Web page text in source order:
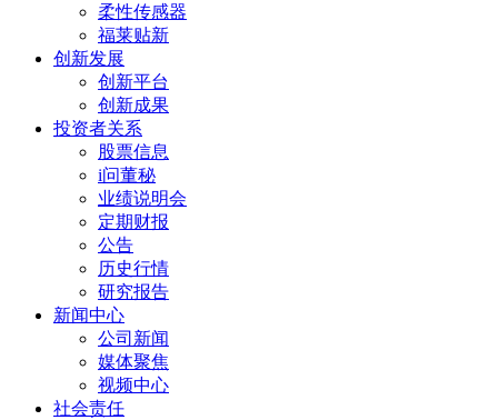
柔性传感器
福莱贴新
创新发展
创新平台
创新成果
投资者关系
股票信息
i问董秘
业绩说明会
定期财报
公告
历史行情
研究报告
新闻中心
公司新闻
媒体聚焦
视频中心
社会责任